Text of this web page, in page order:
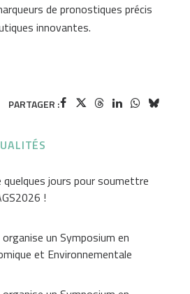
de pronostiques précis
innovantes.
PARTAGER :
quelques jours pour soumettre
!
un Symposium en
et Environnementale